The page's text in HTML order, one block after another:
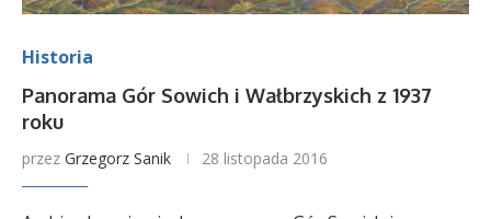
Historia
Panorama Gór Sowich i Wałbrzyskich z 1937
roku
przez Grzegorz Sanik 28 listopada 2016